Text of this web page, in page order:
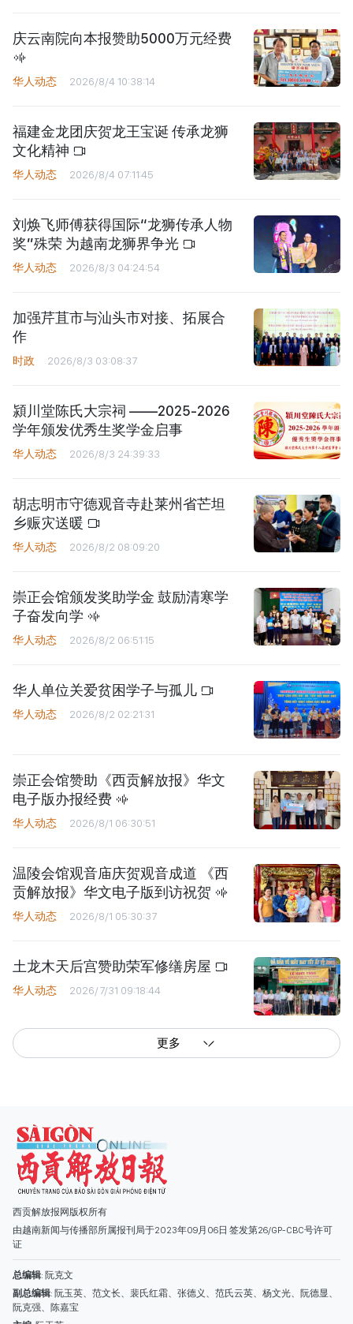
庆云南院向本报赞助5000万元经费
华人动态 2026/8/4 10:38:14
福建金龙团庆贺龙王宝诞 传承龙狮
文化精神
华人动态 2026/8/4 07:11:45
刘焕飞师傅获得国际“龙狮传承人物
奖”殊荣 为越南龙狮界争光
华人动态 2026/8/3 04:24:54
加强芹苴市与汕头市对接、拓展合
作
时政 2026/8/3 03:08:37
潁川堂陈氏大宗祠 ——2025-2026
学年颁发优秀生奖学金启事
华人动态 2026/8/3 24:39:33
胡志明市守德观音寺赴莱州省芒坦
乡赈灾送暖
华人动态 2026/8/2 08:09:20
崇正会馆颁发奖助学金 鼓励清寒学
子奋发向学
华人动态 2026/8/2 06:51:15
华人单位关爱贫困学子与孤儿
华人动态 2026/8/2 02:21:31
崇正会馆赞助《西贡解放报》华文
电子版办报经费
华人动态 2026/8/1 06:30:51
温陵会馆观音庙庆贺观音成道 《西
贡解放报》华文电子版到访祝贺
华人动态 2026/8/1 05:30:37
土龙木天后宫赞助荣军修缮房屋
华人动态 2026/7/31 09:18:44
更多